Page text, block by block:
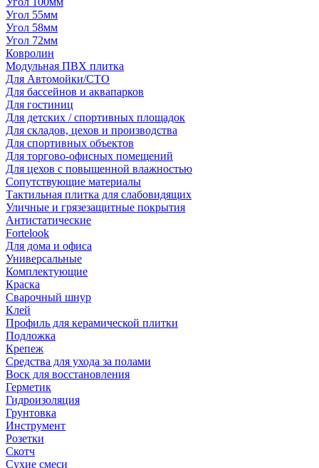
Угол 55мм
Угол 58мм
Угол 72мм
Ковролин
Модульная ПВХ плитка
Для Автомойки/СТО
Для бассейнов и аквапарков
Для гостиниц
Для детских / спортивных площадок
Для складов, цехов и производства
Для спортивных объектов
Для торгово-офисных помещений
Для цехов с повышенной влажностью
Сопутствующие материалы
Тактильная плитка для слабовидящих
Уличные и грязезащитные покрытия
Антистатические
Fortelook
Для дома и офиса
Универсальные
Комплектующие
Краска
Сварочный шнур
Клей
Профиль для керамической плитки
Подложка
Крепеж
Средства для ухода за полами
Воск для восстановления
Герметик
Гидроизоляция
Грунтовка
Инструмент
Розетки
Скотч
Сухие смеси